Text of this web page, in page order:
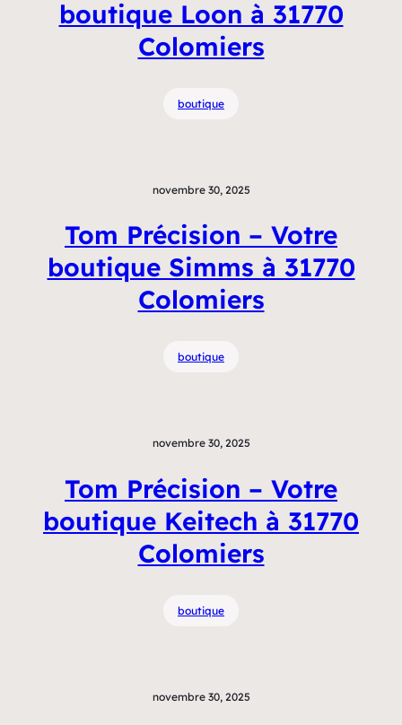
boutique Loon à 31770
Colomiers
boutique
novembre 30, 2025
Tom Précision – Votre
boutique Simms à 31770
Colomiers
boutique
novembre 30, 2025
Tom Précision – Votre
boutique Keitech à 31770
Colomiers
boutique
novembre 30, 2025